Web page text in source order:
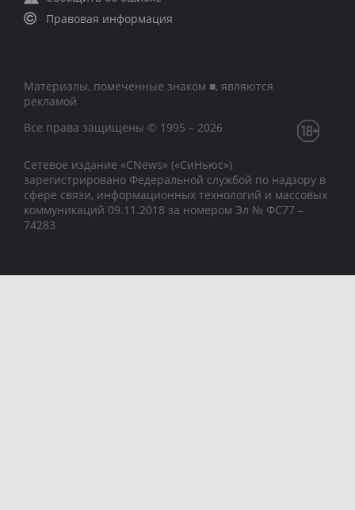
Правовая информация
Материалы, помеченные знаком ■, являются
рекламой
Все права защищены © 1995 – 2026
Сетевое издание «CNews» («СиНьюс»)
зарегистрировано Федеральной службой по надзору в
сфере связи, информационных технологий и массовых
коммуникаций 09.11.2018 за номером Эл № ФС77 –
74283